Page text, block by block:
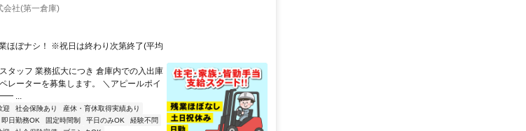
会社(第一倉庫)
ほぼナシ！ ※祝日は終わり次第終了(平均
タッフ 業務拡大につき 倉庫内での入出庫
レーターを募集します。 ＼アピールポイ
...
迎 社会保険あり
産休・育休取得実績あり
即日勤務OK 固定時間制 平日のみOK
経験不問